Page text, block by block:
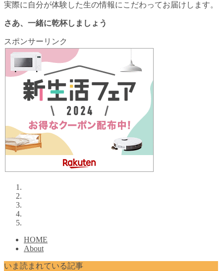
実際に自分が体験した生の情報にこだわってお届けします。
さあ、一緒に乾杯しましょう
スポンサーリンク
HOME
About
いま読まれている記事